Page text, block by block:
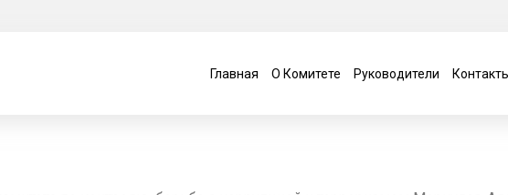
Главная О Комитете Руководители